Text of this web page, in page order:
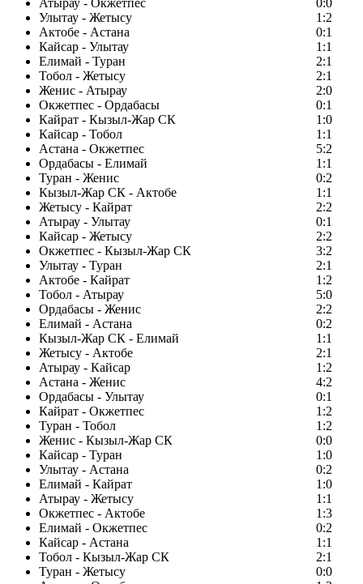
Атырау - Окжетпес
0:0
Улытау - Жетысу
1:2
Актобе - Астана
0:1
Кайсар - Улытау
1:1
Елимай - Туран
2:1
Тобол - Жетысу
2:1
Женис - Атырау
2:0
Окжетпес - Ордабасы
0:1
Кайрат - Кызыл-Жар СК
1:0
Кайсар - Тобол
1:1
Астана - Окжетпес
5:2
Ордабасы - Елимай
1:1
Туран - Женис
0:2
Кызыл-Жар СК - Актобе
1:1
Жетысу - Кайрат
2:2
Атырау - Улытау
0:1
Кайсар - Жетысу
2:2
Окжетпес - Кызыл-Жар СК
3:2
Улытау - Туран
2:1
Актобе - Кайрат
1:2
Тобол - Атырау
5:0
Ордабасы - Женис
2:2
Елимай - Астана
0:2
Кызыл-Жар СК - Елимай
1:1
Жетысу - Актобе
2:1
Атырау - Кайсар
1:2
Астана - Женис
4:2
Ордабасы - Улытау
0:1
Кайрат - Окжетпес
1:2
Туран - Тобол
1:2
Женис - Кызыл-Жар СК
0:0
Кайсар - Туран
1:0
Улытау - Астана
0:2
Елимай - Кайрат
1:0
Атырау - Жетысу
1:1
Окжетпес - Актобе
1:3
Елимай - Окжетпес
0:2
Кайсар - Астана
1:1
Тобол - Кызыл-Жар СК
2:1
Туран - Жетысу
0:0